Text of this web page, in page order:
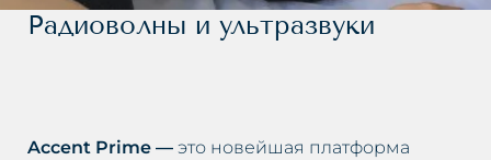
Долина слёз
Лечение облысения
Радиоволны и ультразвуки
Accent Prime — это новейшая платформа